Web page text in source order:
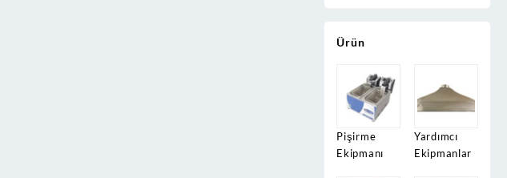
Ürün
Pişirme
Ekipmanı
Yardımcı
Ekipmanlar